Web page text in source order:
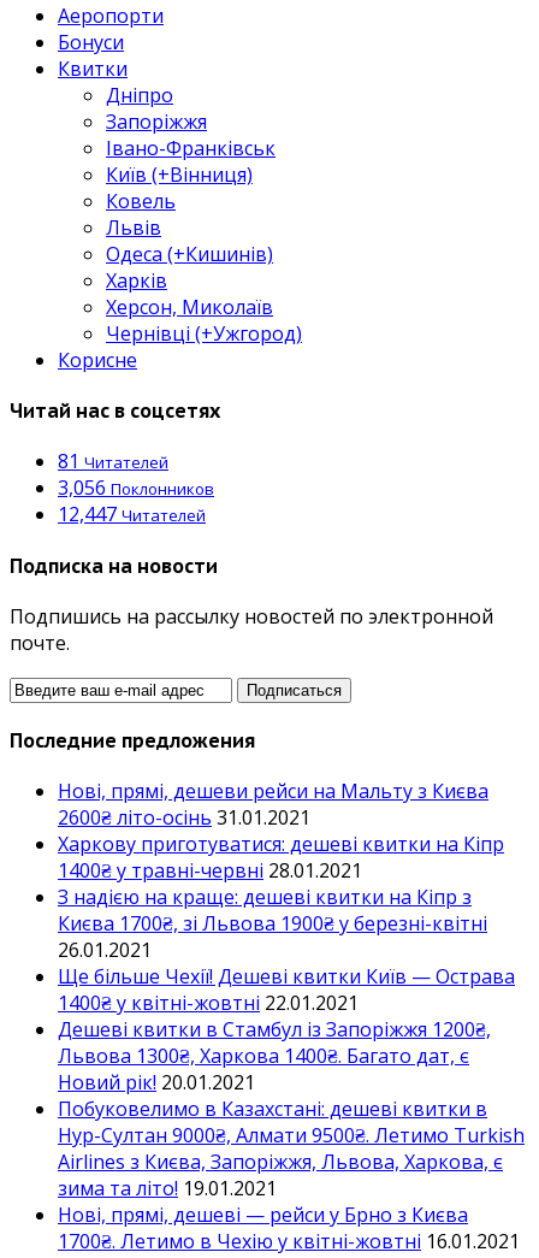
Аеропорти
Бонуси
Квитки
Дніпро
Запоріжжя
Івано-Франківськ
Київ (+Вінниця)
Ковель
Львів
Одеса (+Кишинів)
Харків
Херсон, Миколаїв
Чернівці (+Ужгород)
Корисне
Читай нас в соцсетях
81 Читателей
3,056 Поклонников
12,447 Читателей
Подписка на новости
Подпишись на рассылку новостей по электронной
почте.
Последние предложения
Нові, прямі, дешеви рейси на Мальту з Києва
2600₴ літо-осінь 31.01.2021
Харкову приготуватися: дешеві квитки на Кіпр
1400₴ у травні-червні 28.01.2021
З надією на краще: дешеві квитки на Кіпр з
Києва 1700₴, зі Львова 1900₴ у березні-квітні
26.01.2021
Ще більше Чехії! Дешеві квитки Київ — Острава
1400₴ у квітні-жовтні 22.01.2021
Дешеві квитки в Стамбул із Запоріжжя 1200₴,
Львова 1300₴, Харкова 1400₴. Багато дат, є
Новий рік! 20.01.2021
Побуковелимо в Казахстані: дешеві квитки в
Нур-Султан 9000₴, Алмати 9500₴. Летимо Turkish
Airlines з Києва, Запоріжжя, Львова, Харкова, є
зима та літо! 19.01.2021
Нові, прямі, дешеві — рейси у Брно з Києва
1700₴. Летимо в Чехію у квітні-жовтні 16.01.2021